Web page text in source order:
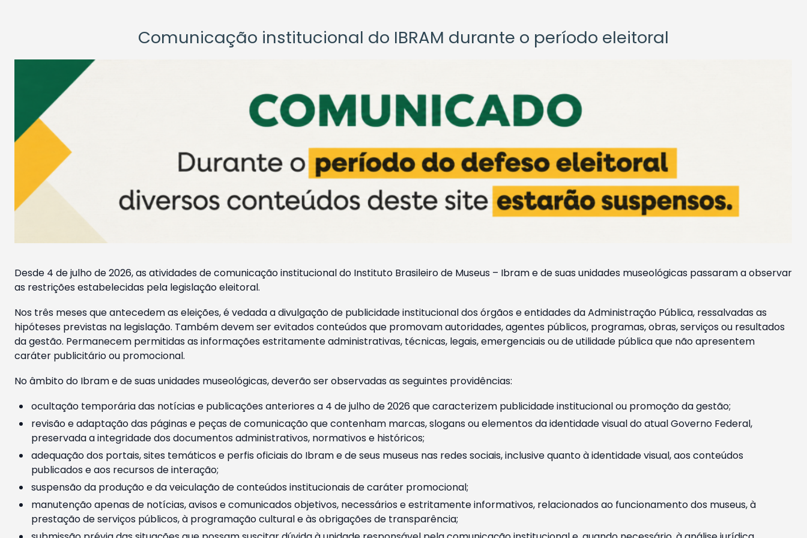
Comunicação institucional do IBRAM durante o período eleitoral
Desde 4 de julho de 2026, as atividades de comunicação institucional do Instituto Brasileiro de Museus – Ibram e de suas unidades museológicas passaram a observar
as restrições estabelecidas pela legislação eleitoral.
Nos três meses que antecedem as eleições, é vedada a divulgação de publicidade institucional dos órgãos e entidades da Administração Pública, ressalvadas as
hipóteses previstas na legislação. Também devem ser evitados conteúdos que promovam autoridades, agentes públicos, programas, obras, serviços ou resultados
da gestão. Permanecem permitidas as informações estritamente administrativas, técnicas, legais, emergenciais ou de utilidade pública que não apresentem
caráter publicitário ou promocional.
No âmbito do Ibram e de suas unidades museológicas, deverão ser observadas as seguintes providências:
ocultação temporária das notícias e publicações anteriores a 4 de julho de 2026 que caracterizem publicidade institucional ou promoção da gestão;
revisão e adaptação das páginas e peças de comunicação que contenham marcas, slogans ou elementos da identidade visual do atual Governo Federal,
preservada a integridade dos documentos administrativos, normativos e históricos;
adequação dos portais, sites temáticos e perfis oficiais do Ibram e de seus museus nas redes sociais, inclusive quanto à identidade visual, aos conteúdos
publicados e aos recursos de interação;
suspensão da produção e da veiculação de conteúdos institucionais de caráter promocional;
manutenção apenas de notícias, avisos e comunicados objetivos, necessários e estritamente informativos, relacionados ao funcionamento dos museus, à
prestação de serviços públicos, à programação cultural e às obrigações de transparência;